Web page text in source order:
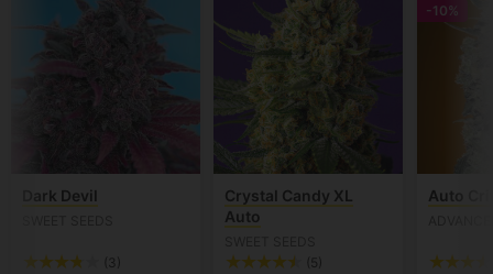
Dark Devil
(3)
Crystal Candy XL
Auto
(5)
-10%
Auto